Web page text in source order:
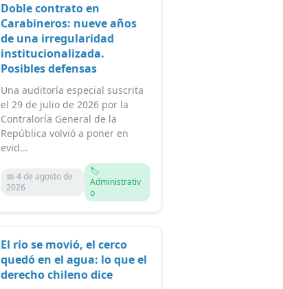
Doble contrato en
Carabineros: nueve años
de una irregularidad
institucionalizada.
Posibles defensas
Una auditoría especial suscrita
el 29 de julio de 2026 por la
Contraloría General de la
República volvió a poner en
evid...
📅 4 de agosto de
2026
🏷️
Administrativ
o
El río se movió, el cerco
quedó en el agua: lo que el
derecho chileno dice